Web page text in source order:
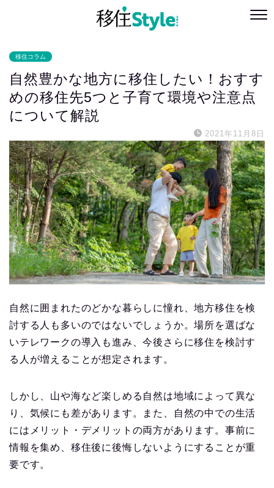
移住コラム
自然豊かな地方に移住したい！おすす
めの移住先5つと子育て環境や注意点
について解説
2021年11月8日
自然に囲まれたのどかな暮らしに憧れ、地方移住を検
討する人も多いのではないでしょうか。場所を選ばな
いテレワークの導入も進み、今後さらに移住を検討す
る人が増えることが想定されます。
しかし、山や海など楽しめる自然は地域によって異な
り、気候にも差があります。また、自然の中での生活
にはメリット・デメリットの両方があります。事前に
情報を集め、移住後に後悔しないようにすることが重
要です。